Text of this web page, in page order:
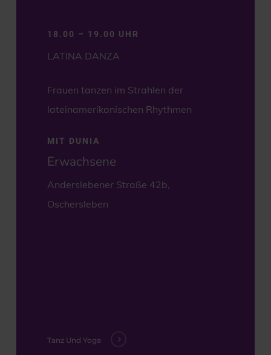
18.00 – 19.00 UHR
LATINA DANZA
Frauen tanzen im Strahlen der
lateinamerikanischen Rhythmen
MIT DUNIA
Erwachsene
Anderslebener Straße 42b,
Oschersleben
Tanz Und Yoga